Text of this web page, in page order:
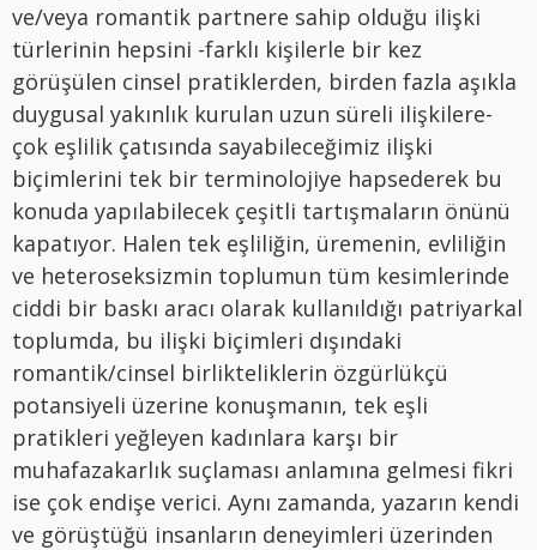
ve/veya romantik partnere sahip olduğu ilişki
türlerinin hepsini -farklı kişilerle bir kez
görüşülen cinsel pratiklerden, birden fazla aşıkla
duygusal yakınlık kurulan uzun süreli ilişkilere-
çok eşlilik çatısında sayabileceğimiz ilişki
biçimlerini tek bir terminolojiye hapsederek bu
konuda yapılabilecek çeşitli tartışmaların önünü
kapatıyor. Halen tek eşliliğin, üremenin, evliliğin
ve heteroseksizmin toplumun tüm kesimlerinde
ciddi bir baskı aracı olarak kullanıldığı patriyarkal
toplumda, bu ilişki biçimleri dışındaki
romantik/cinsel birlikteliklerin özgürlükçü
potansiyeli üzerine konuşmanın, tek eşli
pratikleri yeğleyen kadınlara karşı bir
muhafazakarlık suçlaması anlamına gelmesi fikri
ise çok endişe verici. Aynı zamanda, yazarın kendi
ve görüştüğü insanların deneyimleri üzerinden